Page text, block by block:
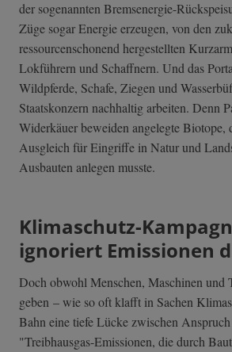
der sogenannten Bremsenergie-
Züge sogar Energie erzeugen, von den
ressourcenschonend hergestellten
Lokführern und Schaffnern. Und das
Wildpferde, Schafe, Ziegen und
Staatskonzern nachhaltig arbeiten. Denn
Widerkäuer beweiden angelegte Biotope,
Ausgleich für Eingriffe in Natur und
Ausbauten anlegen musste.
Klimaschutz-
ignoriert Emissionen
Doch obwohl Menschen, Maschinen und
geben – wie so oft klafft in Sachen
Bahn eine tiefe Lücke zwischen
"Treibhausgas-Emissionen, die durch